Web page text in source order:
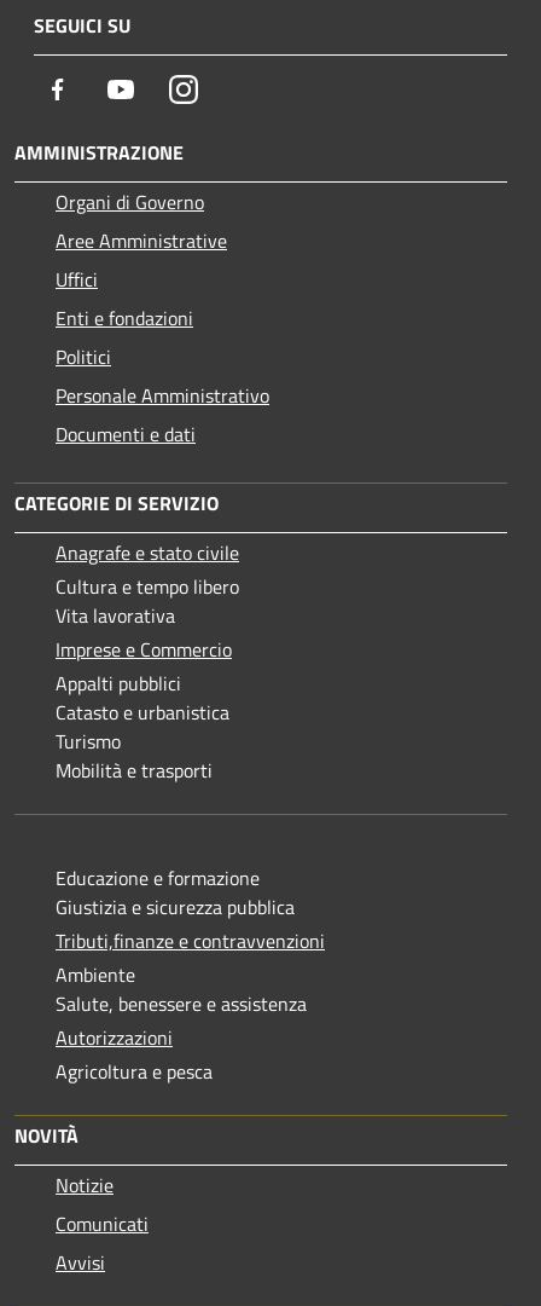
SEGUICI SU
Facebook YoutubeInstagram
AMMINISTRAZIONE
Organi di Governo
Aree Amministrative
Uffici
Enti e fondazioni
Politici
Personale Amministrativo
Documenti e dati
CATEGORIE DI SERVIZIO
Anagrafe e stato civile
Cultura e tempo libero
Vita lavorativa
Imprese e Commercio
Appalti pubblici
Catasto e urbanistica
Turismo
Mobilità e trasporti
Educazione e formazione
Giustizia e sicurezza pubblica
Tributi,finanze e contravvenzioni
Ambiente
Salute, benessere e assistenza
Autorizzazioni
Agricoltura e pesca
NOVITÀ
Notizie
Comunicati
Avvisi